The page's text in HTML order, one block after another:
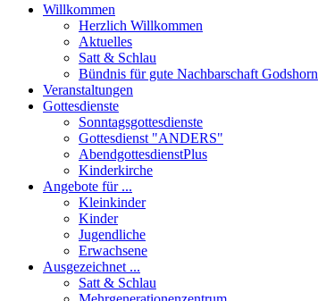
Willkommen
Herzlich Willkommen
Aktuelles
Satt & Schlau
Bündnis für gute Nachbarschaft Godshorn
Veranstaltungen
Gottesdienste
Sonntagsgottesdienste
Gottesdienst "ANDERS"
AbendgottesdienstPlus
Kinderkirche
Angebote für ...
Kleinkinder
Kinder
Jugendliche
Erwachsene
Ausgezeichnet ...
Satt & Schlau